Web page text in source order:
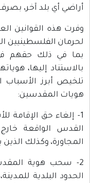
أراضي أي بلد آخر،
وفرت هذه القوانين
لحرمان
بما في ذلك حقهم
بالاستناد إليها،
تلخيص أبرز
هويات المقدسين:
1- إلغاء حق
القدس الواقعة
المجاورة، وكذلك
2- سحب هوية
الحدود البلدية